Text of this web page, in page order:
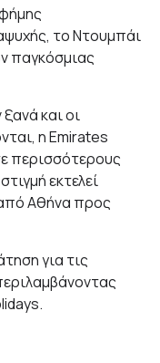
το Ντουμπάι
παγκόσμιας
και οι
η Emirates
περισσότερους
εκτελεί
Αθήνα προς
για τις
.